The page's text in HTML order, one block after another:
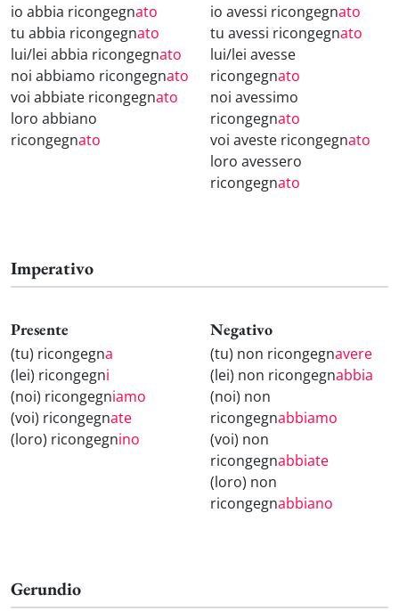
io abbia ricongegnato
tu abbia ricongegnato
lui/lei abbia ricongegnato
noi abbiamo ricongegnato
voi abbiate ricongegnato
loro abbiano
ricongegnato
io avessi ricongegnato
tu avessi ricongegnato
lui/lei avesse
ricongegnato
noi avessimo
ricongegnato
voi aveste ricongegnato
loro avessero
ricongegnato
Imperativo
Presente
(tu) ricongegna
(lei) ricongegni
(noi) ricongegniamo
(voi) ricongegnate
(loro) ricongegnino
Negativo
(tu) non ricongegnavere
(lei) non ricongegnabbia
(noi) non
ricongegnabbiamo
(voi) non
ricongegnabbiate
(loro) non
ricongegnabbiano
Gerundio